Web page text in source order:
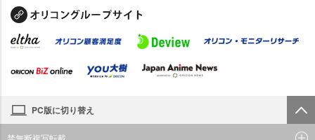
PC版に切り替え
禁無断複写転載